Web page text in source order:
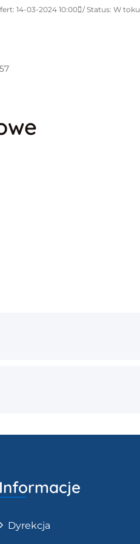
14-03-2024 10:00 Status: W toku
Informacje
Dyrekcja